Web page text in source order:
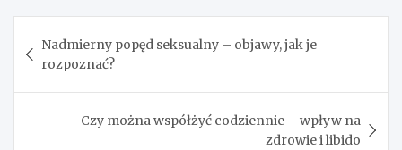
wpisu
Nadmierny popęd seksualny – objawy, jak je
rozpoznać?
Czy można współżyć codziennie – wpływ na
zdrowie i libido